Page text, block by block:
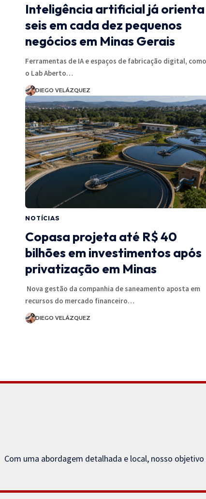
Inteligência artificial já orienta
seis em cada dez pequenos
negócios em Minas Gerais
Ferramentas de IA e espaços de fabricação digital, como
o Lab Aberto…
DIEGO VELÁZQUEZ
NOTÍCIAS
Copasa projeta até R$ 40
bilhões em investimentos após
privatização em Minas
Nova gestão da companhia de saneamento aposta em
recursos do mercado financeiro…
DIEGO VELÁZQUEZ
Com uma abordagem detalhada e local, nosso